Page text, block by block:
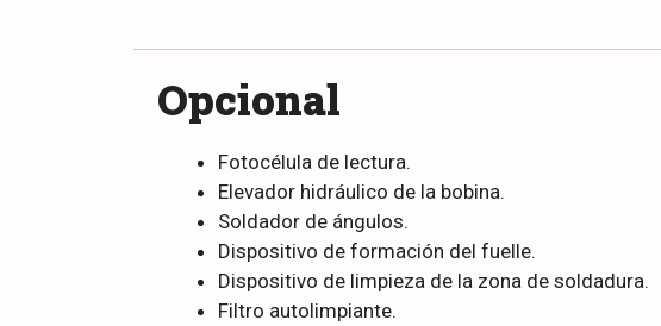
Opcional
Fotocélula de lectura.
Elevador hidráulico de la bobina.
Soldador de ángulos.
Dispositivo de formación del fuelle.
Dispositivo de limpieza de la zona de soldadura.
Filtro autolimpiante.